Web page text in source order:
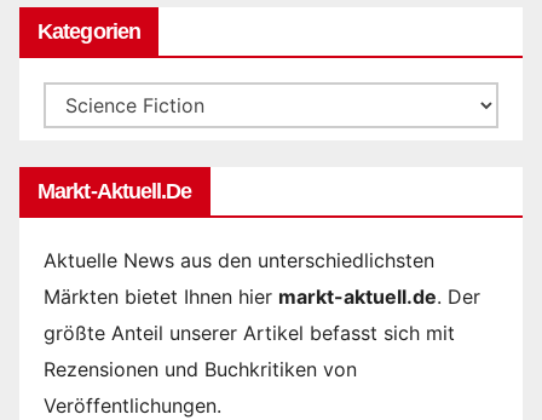
Kategorien
Kategorien
Markt-Aktuell.de
Aktuelle News aus den unterschiedlichsten
Märkten bietet Ihnen hier markt-aktuell.de. Der
größte Anteil unserer Artikel befasst sich mit
Rezensionen und Buchkritiken von
Veröffentlichungen.